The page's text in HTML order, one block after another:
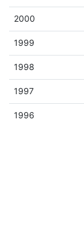
2000
1999
1998
1997
1996